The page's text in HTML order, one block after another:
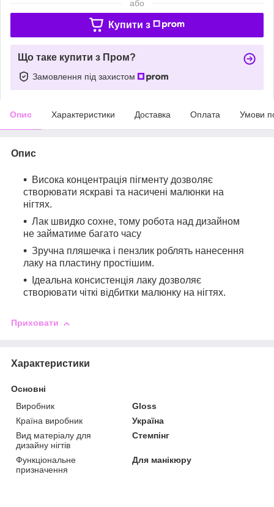
або
Купити з
Що таке купити з Пром?
Замовлення під захистом
Опис Характеристики Доставка Оплата Умови
Опис
Висока концентрація пігменту дозволяє
створювати яскраві та насичені малюнки на
нігтях.
Лак швидко сохне, тому робота над дизайном
не займатиме багато часу
Зручна пляшечка і пензлик роблять нанесення
лаку на пластину простішим.
Ідеальна консистенція лаку дозволяє
створювати чіткі відбитки малюнку на нігтях.
Приховати
Характеристики
Основні
Виробник
Gloss
Країна виробник
Україна
Вид матеріалу для
дизайну нігтів
Стемпінг
Функціональне
призначення
Для манікюру